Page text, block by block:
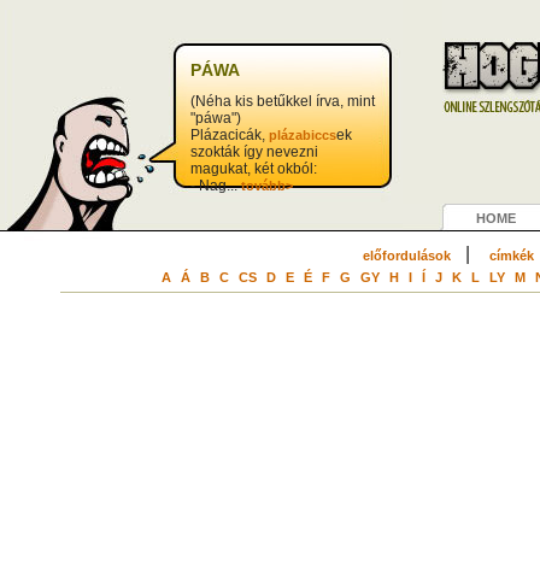
PÁWA
(Néha kis betűkkel írva, mint
"páwa")
Plázacicák, plázabiccsek
szokták így nevezni
magukat, két okból:
- Nag...tovább>
HOME
előfordulások| címkék
A Á B C CS D E É F G GY H I Í J K L LY M